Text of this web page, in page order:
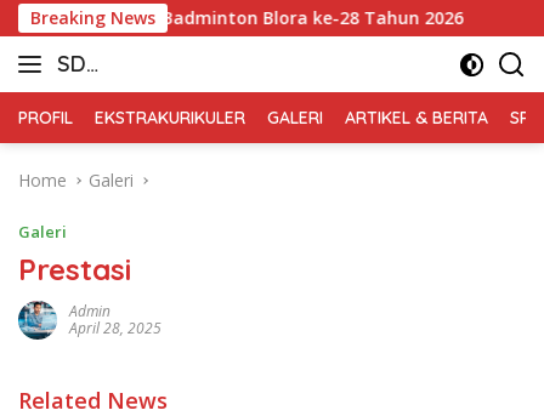
Skip
to
content
Breaking News
3 Kejurkab Badminton Blora ke-28 Tahun 2026
SD
Muhammadiyah
Blora
PROFIL EKSTRAKURIKULER GALERI ARTIKEL & BERITA
Home Galeri
Galeri
Prestasi
Admin
April 28, 2025
Related News